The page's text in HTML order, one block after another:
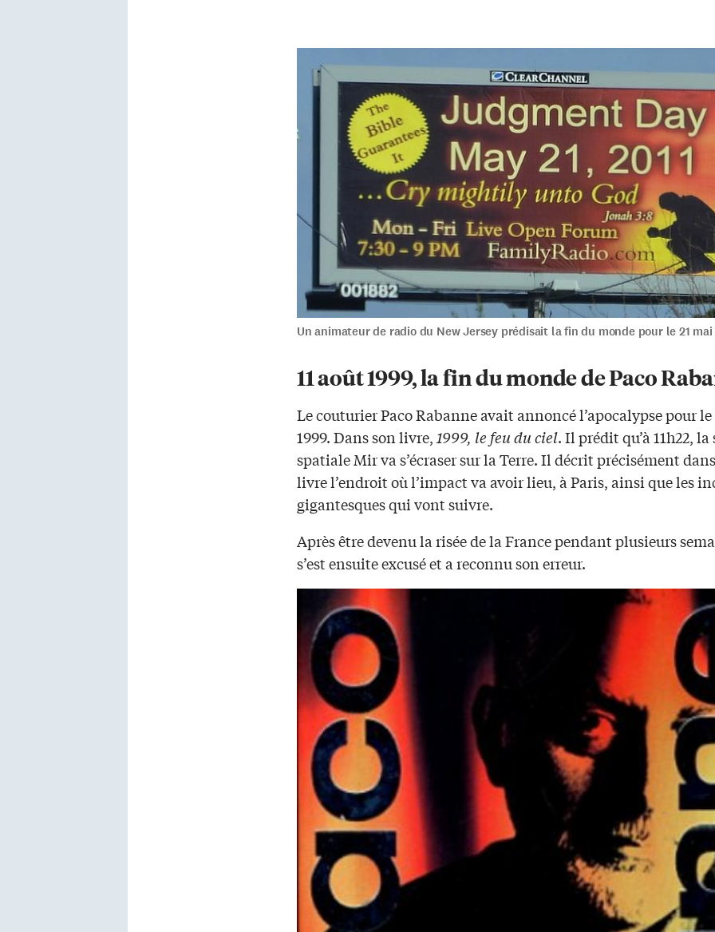
Un animateur de radio du New Jersey prédisait la fin du monde pour le 21 mai
11 août 1999, la fin du monde de Paco
Le couturier Paco Rabanne avait annoncé l’apocalypse pour le
1999. Dans son livre,1999, le feu du ciel. Il prédit qu’à 11h22,
spatiale Mir va s’écraser sur la Terre. Il décrit précisément
livre l’endroit où l’impact va avoir lieu, à Paris, ainsi que les
gigantesques qui vont suivre.
Après être devenu la risée de la France pendant plusieurs
s’est ensuite excusé et a reconnu son erreur.